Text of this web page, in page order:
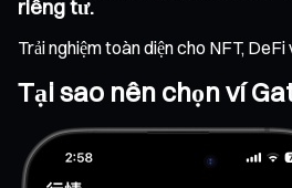
riêng tư.
Trải nghiệm toàn diện cho NFT,
Tại sao nên chọn ví